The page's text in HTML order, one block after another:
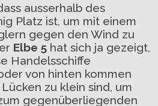
ausserhalb des
Platz ist, um mit einem
gegen den Wind zu
Elbe 5 hat sich ja gezeigt,
Handelsschiffe
von hinten kommen
zu klein sind, um
gegenüberliegenden